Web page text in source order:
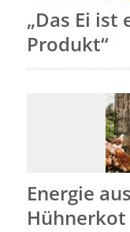
„Das Ei
Produkt“
Energie
Hühnerkot